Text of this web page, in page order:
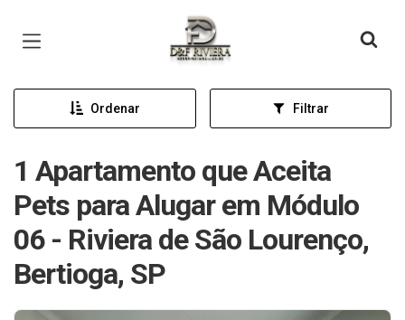
Página inicial
Ordenar Filtrar
1 Apartamento que Aceita
Pets para Alugar em Módulo
06 - Riviera de São Lourenço,
Bertioga, SP